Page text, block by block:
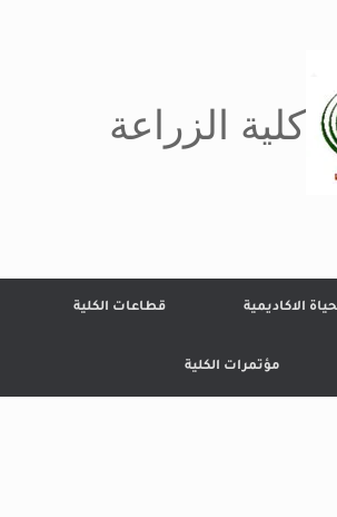
كلية الزراعة
الاكاديمية قطاعات الكلية
مؤتمرات الكلية